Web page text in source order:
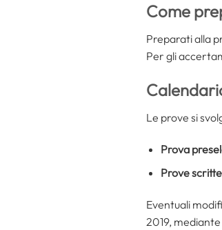
Come
Preparati alla
Per gli
Le prove si
Prova
Prove scritte
Eventuali
2019,